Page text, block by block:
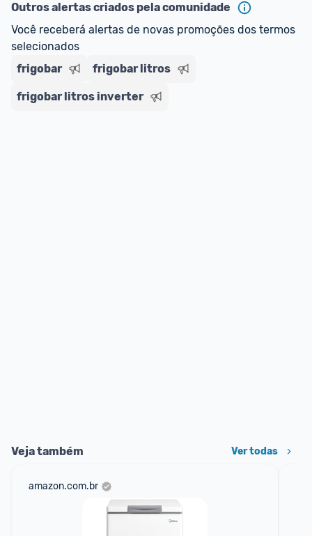
Outros alertas criados pela comunidade
Você receberá alertas de novas promoções dos termos
selecionados
frigobar
frigobar litros
frigobar litros inverter
Veja também Ver todas
amazon.com.br